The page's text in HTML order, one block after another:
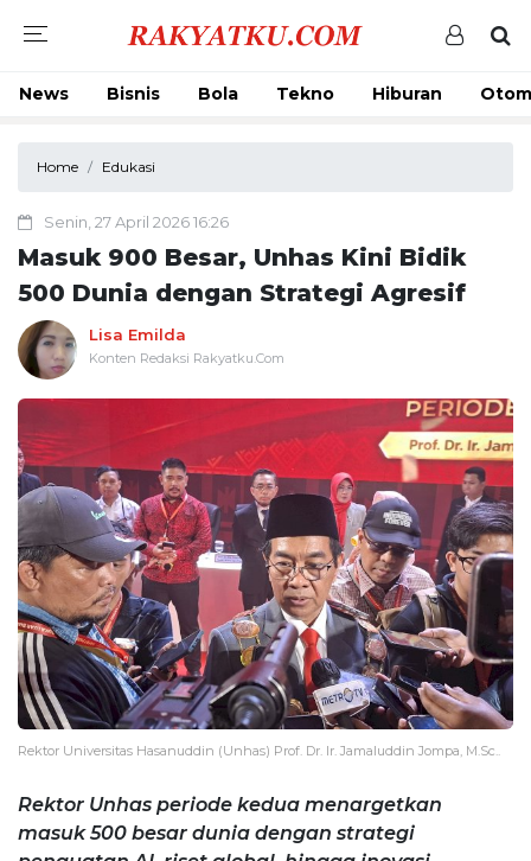
News Bisnis Bola Tekno Hiburan
Home Edukasi
Senin, 27 April 2026 16:26
Masuk 900 Besar, Unhas Kini Bidik
500 Dunia dengan Strategi Agresif
Lisa Emilda
Konten Redaksi Rakyatku.Com
Rektor Universitas Hasanuddin (Unhas) Prof. Dr. Ir. Jamaluddin Jompa, M.Sc..
Rektor Unhas periode kedua menargetkan
masuk 500 besar dunia dengan strategi